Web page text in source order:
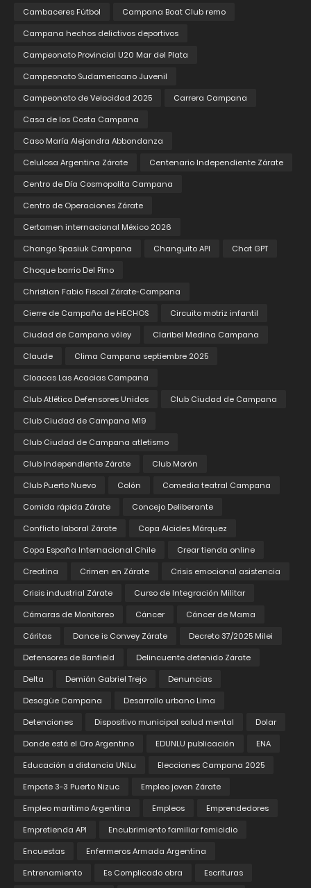
Cambaceres Fútbol
Campana Boat Club remo
Campana hechos delictivos deportivos
Campeonato Provincial U20 Mar del Plata
Campeonato Sudamericano Juvenil
Campeonato de Velocidad 2025
Carrera Campana
Casa de los Costa Campana
Caso María Alejandra Abbondanza
Celulosa Argentina Zárate
Centenario Independiente Zárate
Centro de Día Cosmopolita Campana
Centro de Operaciones Zárate
Certamen internacional México 2026
Chango Spasiuk Campana
Changuito API
Chat GPT
Choque barrio Del Pino
Christian Fabio Fiscal Zárate-Campana
Cierre de Campaña de HECHOS
Circuito motriz infantil
Ciudad de Campana vóley
Claribel Medina Campana
Claude
Clima Campana septiembre 2025
Cloacas Las Acacias Campana
Club Atlético Defensores Unidos
Club Ciudad de Campana
Club Ciudad de Campana M19
Club Ciudad de Campana atletismo
Club Independiente Zárate
Club Morón
Club Puerto Nuevo
Colón
Comedia teatral Campana
Comida rápida Zárate
Concejo Deliberante
Conflicto laboral Zárate
Copa Alcides Márquez
Copa España Internacional Chile
Crear tienda online
Creatina
Crimen en Zárate
Crisis emocional asistencia
Crisis industrial Zárate
Curso de Integración Militar
Cámaras de Monitoreo
Cáncer
Cáncer de Mama
Cáritas
Dance is Convey Zárate
Decreto 37/2025 Milei
Defensores de Banfield
Delincuente detenido Zárate
Delta
Demián Gabriel Trejo
Denuncias
Desagüe Campana
Desarrollo urbano Lima
Detenciones
Dispositivo municipal salud mental
Dolar
Donde está el Oro Argentino
EDUNLU publicación
ENA
Educación a distancia UNLu
Elecciones Campana 2025
Empate 3-3 Puerto Nizuc
Empleo joven Zárate
Empleo marítimo Argentina
Empleos
Emprendedores
Empretienda API
Encubrimiento familiar femicidio
Encuestas
Enfermeros Armada Argentina
Entrenamiento
Es Complicado obra
Escrituras